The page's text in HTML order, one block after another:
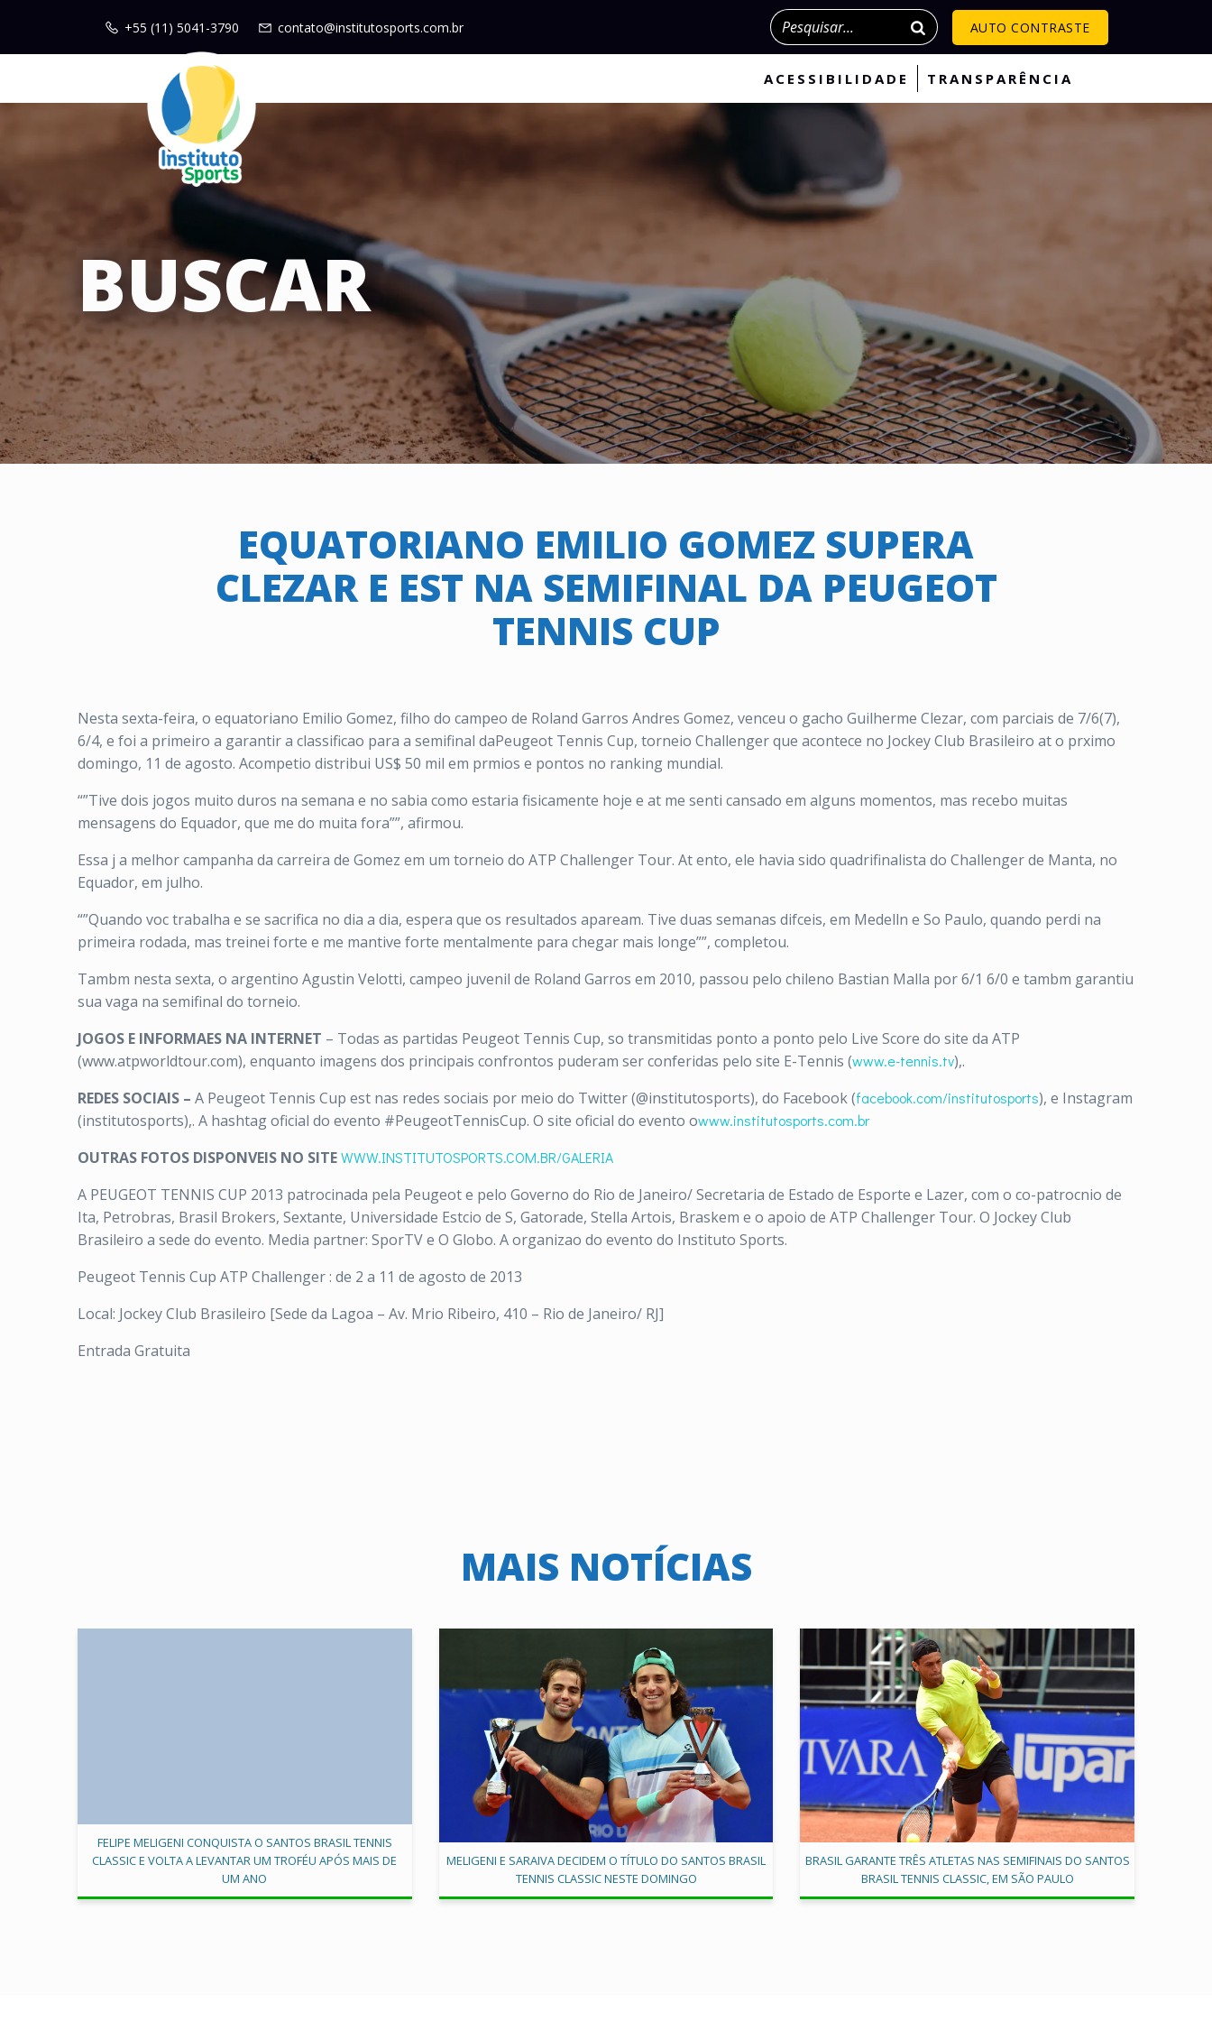
+55 (11) 5041-3790 contato@institutosports.com.br Pesquisar AUTO CONTRASTE
ACESSIBILIDADE TRANSPARÊNCIA
BUSCAR
EQUATORIANO EMILIO GOMEZ SUPERA
CLEZAR E EST NA SEMIFINAL DA PEUGEOT
TENNIS CUP
Nesta sexta-feira, o equatoriano Emilio Gomez, filho do campeo de Roland Garros Andres Gomez, venceu o gacho Guilherme Clezar, com parciais de 7/6(7),
6/4, e foi a primeiro a garantir a classificao para a semifinal daPeugeot Tennis Cup, torneio Challenger que acontece no Jockey Club Brasileiro at o prximo
domingo, 11 de agosto. Acompetio distribui US$ 50 mil em prmios e pontos no ranking mundial.
“”Tive dois jogos muito duros na semana e no sabia como estaria fisicamente hoje e at me senti cansado em alguns momentos, mas recebo muitas
mensagens do Equador, que me do muita fora””, afirmou.
Essa j a melhor campanha da carreira de Gomez em um torneio do ATP Challenger Tour. At ento, ele havia sido quadrifinalista do Challenger de Manta, no
Equador, em julho.
“”Quando voc trabalha e se sacrifica no dia a dia, espera que os resultados apaream. Tive duas semanas difceis, em Medelln e So Paulo, quando perdi na
primeira rodada, mas treinei forte e me mantive forte mentalmente para chegar mais longe””, completou.
Tambm nesta sexta, o argentino Agustin Velotti, campeo juvenil de Roland Garros em 2010, passou pelo chileno Bastian Malla por 6/1 6/0 e tambm garantiu
sua vaga na semifinal do torneio.
JOGOS E INFORMAES NA INTERNET – Todas as partidas Peugeot Tennis Cup, so transmitidas ponto a ponto pelo Live Score do site da ATP
(www.atpworldtour.com), enquanto imagens dos principais confrontos puderam ser conferidas pelo site E-Tennis (www.e-tennis.tv),.
REDES SOCIAIS – A Peugeot Tennis Cup est nas redes sociais por meio do Twitter (@institutosports), do Facebook (facebook.com/institutosports), e Instagram
(institutosports),. A hashtag oficial do evento #PeugeotTennisCup. O site oficial do evento owww.institutosports.com.br
OUTRAS FOTOS DISPONVEIS NO SITEWWW.INSTITUTOSPORTS.COM.BR/GALERIA
A PEUGEOT TENNIS CUP 2013 patrocinada pela Peugeot e pelo Governo do Rio de Janeiro/ Secretaria de Estado de Esporte e Lazer, com o co-patrocnio de
Ita, Petrobras, Brasil Brokers, Sextante, Universidade Estcio de S, Gatorade, Stella Artois, Braskem e o apoio de ATP Challenger Tour. O Jockey Club
Brasileiro a sede do evento. Media partner: SporTV e O Globo. A organizao do evento do Instituto Sports.
Peugeot Tennis Cup ATP Challenger : de 2 a 11 de agosto de 2013
Local: Jockey Club Brasileiro [Sede da Lagoa – Av. Mrio Ribeiro, 410 – Rio de Janeiro/ RJ]
Entrada Gratuita
MAIS NOTÍCIAS
FELIPE MELIGENI CONQUISTA O SANTOS BRASIL TENNIS
CLASSIC E VOLTA A LEVANTAR UM TROFÉU APÓS MAIS DE
UM ANO
MELIGENI E SARAIVA DECIDEM O TÍTULO DO SANTOS BRASIL
TENNIS CLASSIC NESTE DOMINGO
BRASIL GARANTE TRÊS ATLETAS NAS SEMIFINAIS DO SANTOS
BRASIL TENNIS CLASSIC, EM SÃO PAULO